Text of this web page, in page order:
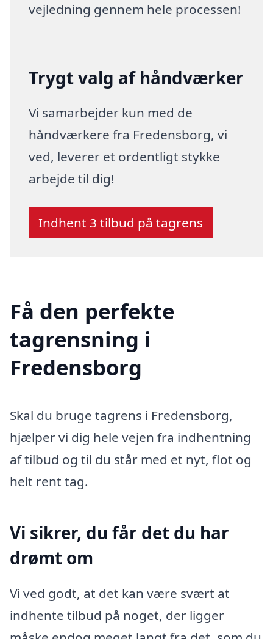
vejledning gennem hele processen!
Trygt valg af håndværker
Vi samarbejder kun med de
håndværkere fra Fredensborg, vi
ved, leverer et ordentligt stykke
arbejde til dig!
Indhent 3 tilbud på tagrens
Få den perfekte
tagrensning i
Fredensborg
Skal du bruge tagrens i Fredensborg,
hjælper vi dig hele vejen fra indhentning
af tilbud og til du står med et nyt, flot og
helt rent tag.
Vi sikrer, du får det du har
drømt om
Vi ved godt, at det kan være svært at
indhente tilbud på noget, der ligger